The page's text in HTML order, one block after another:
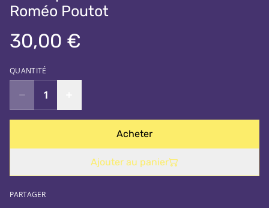
Roméo Poutot
30,00 €
QUANTITÉ
Acheter
Ajouter au panier
PARTAGER